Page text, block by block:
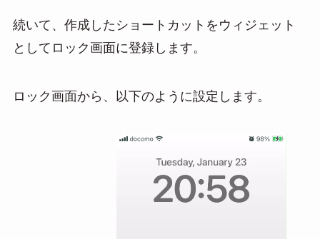
続いて、作成したショートカットをウィジェット
としてロック画面に登録します。
ロック画面から、以下のように設定します。